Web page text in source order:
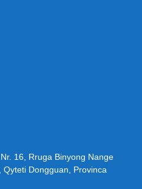
16, Rruga Binyong Nange
Dongguan, Provinca